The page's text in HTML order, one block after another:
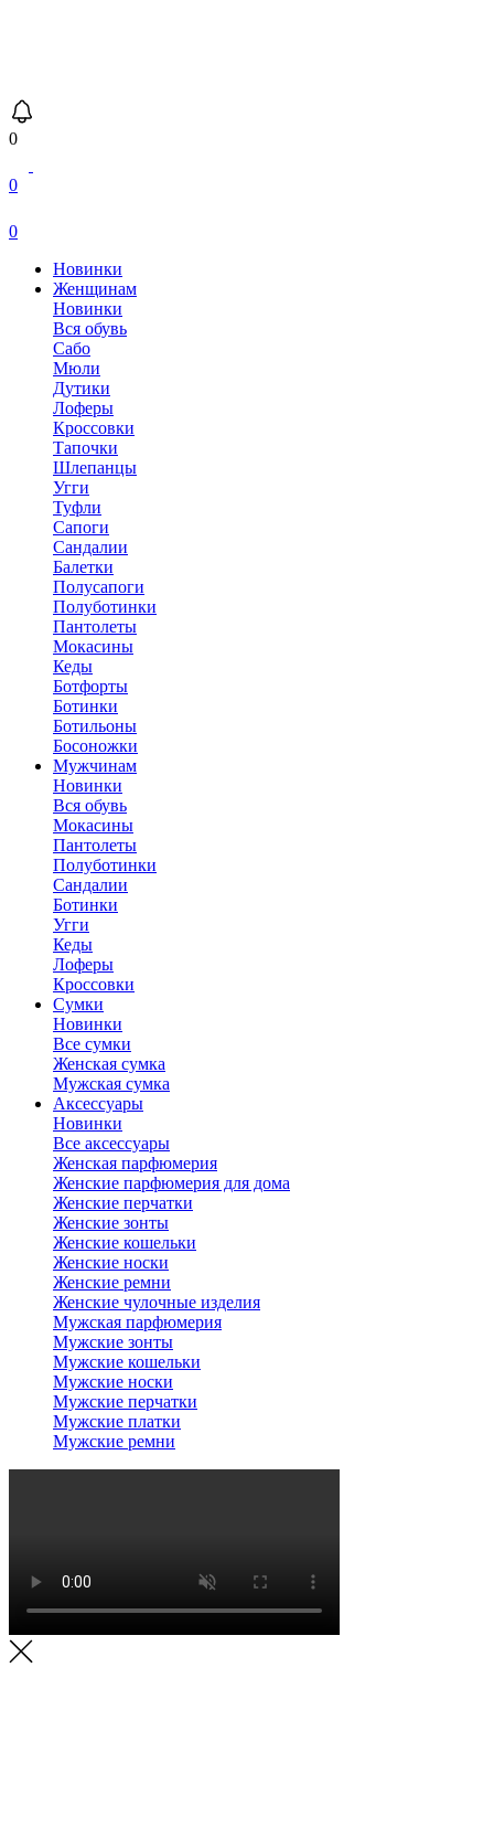
0
0
0
Новинки
Женщинам
Новинки
Вся обувь
Сабо
Мюли
Дутики
Лоферы
Кроссовки
Тапочки
Шлепанцы
Угги
Туфли
Сапоги
Сандалии
Балетки
Полусапоги
Полуботинки
Пантолеты
Мокасины
Кеды
Ботфорты
Ботинки
Ботильоны
Босоножки
Мужчинам
Новинки
Вся обувь
Мокасины
Пантолеты
Полуботинки
Сандалии
Ботинки
Угги
Кеды
Лоферы
Кроссовки
Сумки
Новинки
Все сумки
Женская сумка
Мужская сумка
Аксессуары
Новинки
Все аксессуары
Женская парфюмерия
Женские парфюмерия для дома
Женские перчатки
Женские зонты
Женские кошельки
Женские носки
Женские ремни
Женские чулочные изделия
Мужская парфюмерия
Мужские зонты
Мужские кошельки
Мужские носки
Мужские перчатки
Мужские платки
Мужские ремни